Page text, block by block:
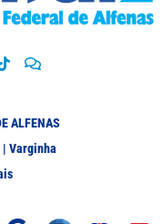
Legislação
ALFENAS
| Varginha